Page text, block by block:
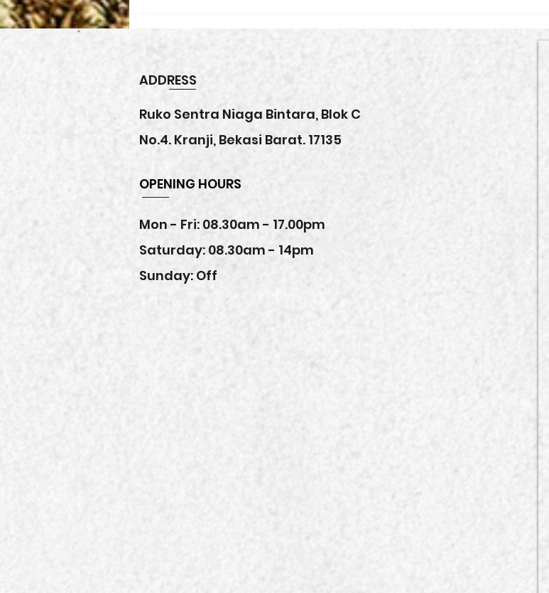
ADDRESS
Ruko Sentra Niaga Bintara, Blok C
No.4. Kranji, Bekasi Barat. 17135
OPENING HOURS
Mon - Fri: 08.30am - 17.00pm
Saturday: 08.30am - 14pm
Sunday: Off